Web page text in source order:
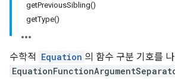
getPreviousSibling()
getType()
수학적 Equation 의 함수 구분 기호를